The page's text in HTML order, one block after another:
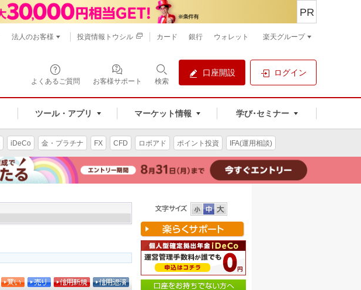
よくあるご質問 お客様サポート 検索
口座開設 ログイン
ツール・アプリ マーケット情報 学び･セミナー
PR
法人のお客様 投資情報トウシル カード 銀行 ウォレット 楽天グループ
iDeCo 金・プラチナ FX CFD ロボアド ポイント投資 IFA(運用相談)